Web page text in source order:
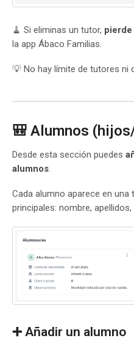
🧹 Si eliminas un tutor,
la app Ábaco Familias.
💡 No hay límite de tutores ni
🎒 Alumnos
Desde esta sección puedes
alumnos.
Cada alumno aparece en
principales: nombre,
➕ Añadir un alumno